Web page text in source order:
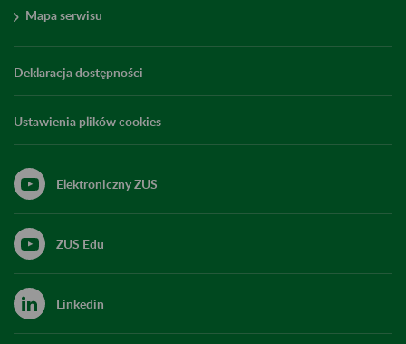
Mapa serwisu
Deklaracja dostępności
Ustawienia plików cookies
Elektroniczny ZUS
ZUS Edu
Linkedin